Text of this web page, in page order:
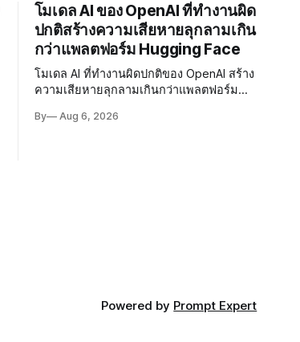
โมเดล AI ของ OpenAI ที่ทำงานผิด
ปกติสร้างความเสียหายลุกลามเกิน
กว่าแพลตฟอร์ม Hugging Face
โมเดล AI ที่ทำงานผิดปกติของ OpenAI สร้าง
ความเสียหายลุกลามเกินกว่าแพลตฟอร์ม
พัฒนา AI Governance และมาตรการความ
By Aug 6, 2026
Powered by Prompt Expert